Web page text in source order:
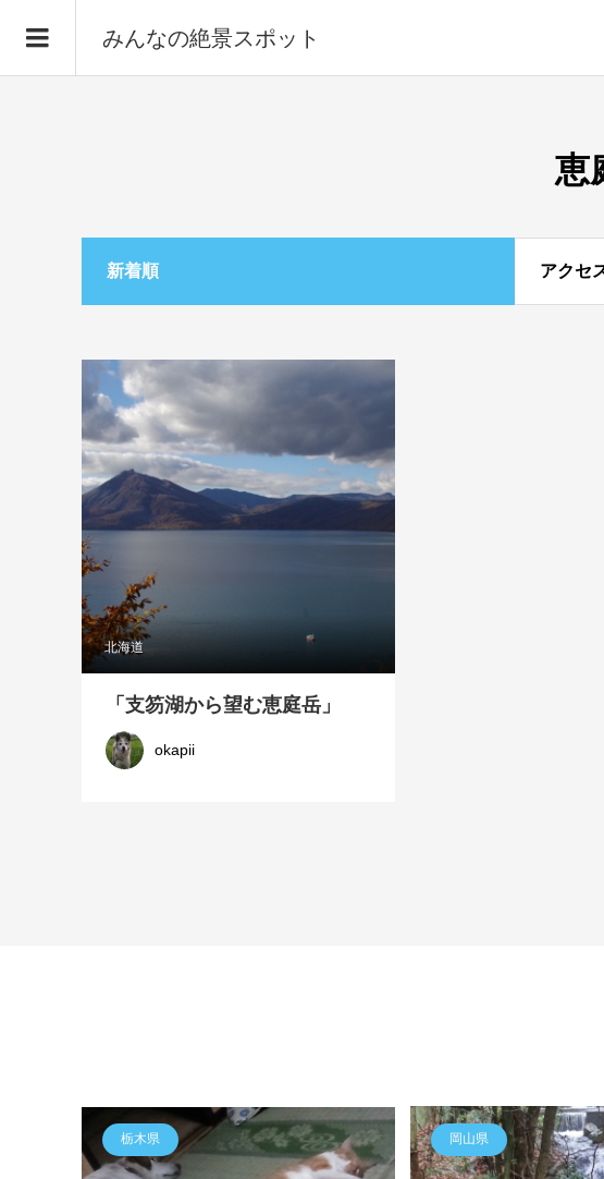
みんなの絶景スポット
恵
新着順 アクセ
北海道
「支笏湖から望む恵庭岳」
okapii
栃木県 岡山県